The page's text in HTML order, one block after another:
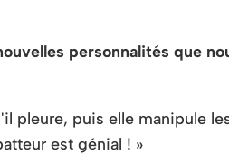
personnalités que
pleure, puis elle manipule
est génial ! »